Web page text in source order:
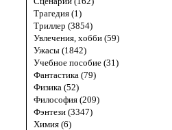
Трагедия (1)
Триллер (3854)
Увлечения, хобби (59)
Ужасы (1842)
Учебное пособие (31)
Фантастика (79)
Физика (52)
Философия (209)
Фэнтези (3347)
Химия (6)